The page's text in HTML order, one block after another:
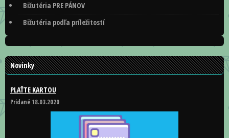
Bižutéria PRE PÁNOV
Bižutéria podľa príležitostí
Novinky
PLAŤTE KARTOU
Pridané 18.03.2020